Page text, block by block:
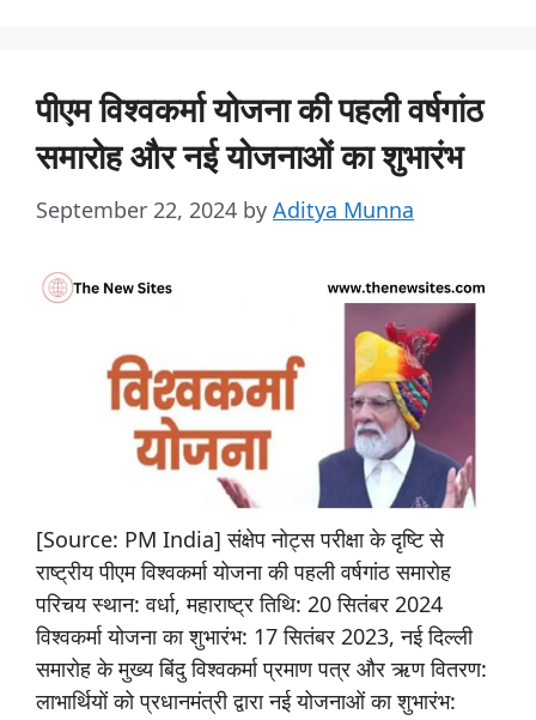
पीएम विश्वकर्मा योजना की पहली वर्षगांठ
समारोह और नई योजनाओं का शुभारंभ
September 22, 2024 by Aditya Munna
[Source: PM India] संक्षेप नोट्स परीक्षा के दृष्टि से
राष्ट्रीय पीएम विश्वकर्मा योजना की पहली वर्षगांठ समारोह
परिचय स्थान: वर्धा, महाराष्ट्र तिथि: 20 सितंबर 2024
विश्वकर्मा योजना का शुभारंभ: 17 सितंबर 2023, नई दिल्ली
समारोह के मुख्य बिंदु विश्वकर्मा प्रमाण पत्र और ऋण वितरण:
लाभार्थियों को प्रधानमंत्री द्वारा नई योजनाओं का शुभारंभ: